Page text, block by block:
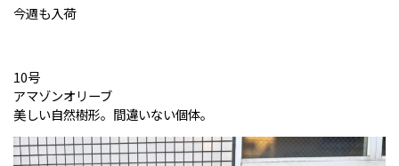
今週も入荷
10号
アマゾンオリーブ
美しい自然樹形。間違いない個体。